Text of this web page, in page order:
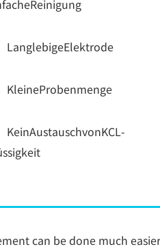
LanglebigeElektrode
KleineProbenmenge
KeinAustauschvonKCL-
can be done much